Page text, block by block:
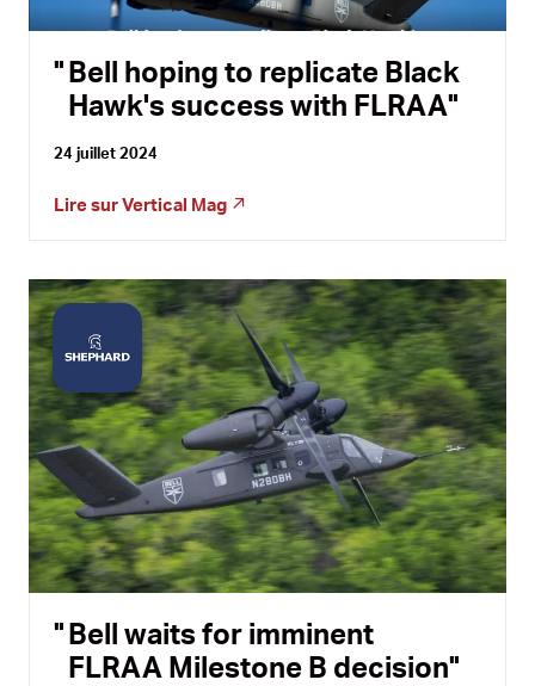
Bell hoping to replicate Black
Hawk's success with FLRAA
24 juillet 2024
Lire surVertical Mag
Bell waits for imminent
FLRAA Milestone B decision